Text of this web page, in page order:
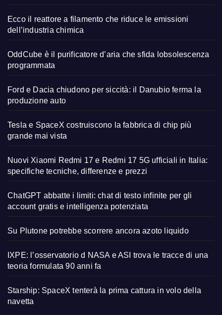
Ecco il reattore a filamento che riduce le emissioni
dell’industria chimica
OddCube è il purificatore d’aria che sfida lobsolescenza
programmata
Ford e Dacia chiudono per siccità: il Danubio ferma la
produzione auto
Tesla e SpaceX costruiscono la fabbrica di chip più
grande mai vista
Nuovi Xiaomi Redmi 17 e Redmi 17 5G ufficiali in Italia:
specifiche tecniche, differenze e prezzi
ChatGPT abbatte i limiti: chat di testo infinite per gli
account gratis e intelligenza potenziata
Su Plutone potrebbe scorrere ancora azoto liquido
IXPE: l’osservatorio d NASA e ASI trova le tracce di una
teoria formulata 90 anni fa
Starship: SpaceX tenterà la prima cattura in volo della
navetta